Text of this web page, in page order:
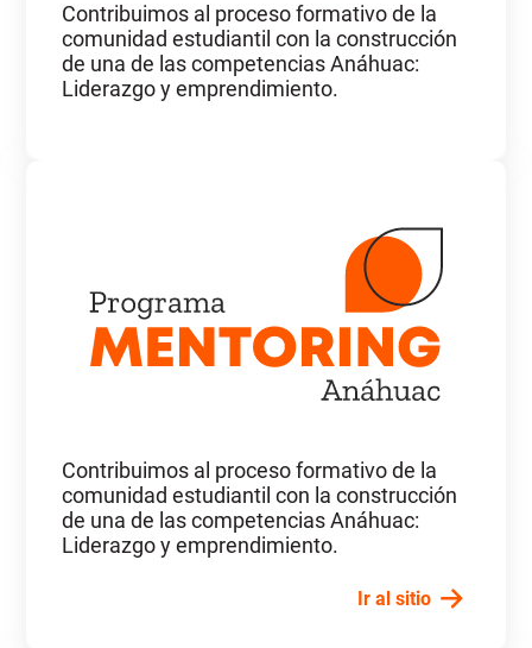
Contribuimos al proceso formativo de la
comunidad estudiantil con la construcción
de una de las competencias Anáhuac:
Liderazgo y emprendimiento.
Contribuimos al proceso formativo de la
comunidad estudiantil con la construcción
de una de las competencias Anáhuac:
Liderazgo y emprendimiento.
Ir al sitio